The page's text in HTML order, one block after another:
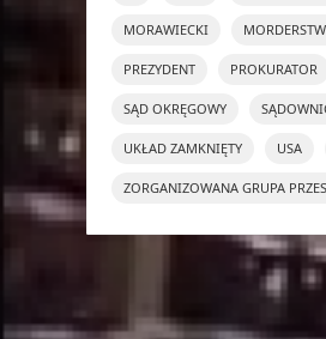
MORAWIECKI
PREZYDENT PROKURATOR
SĄD OKRĘGOWY
UKŁAD ZAMKNIĘTY USA
ZORGANIZOWANA GRUPA